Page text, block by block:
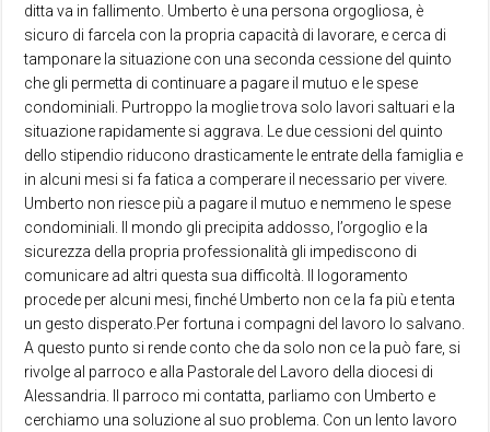
ditta va in fallimento. Umberto è una persona orgogliosa, è
sicuro di farcela con la propria capacità di lavorare, e cerca di
tamponare la situazione con una seconda cessione del quinto
che gli permetta di continuare a pagare il mutuo e le spese
condominiali. Purtroppo la moglie trova solo lavori saltuari e la
situazione rapidamente si aggrava. Le due cessioni del quinto
dello stipendio riducono drasticamente le entrate della famiglia e
in alcuni mesi si fa fatica a comperare il necessario per vivere.
Umberto non riesce più a pagare il mutuo e nemmeno le spese
condominiali. Il mondo gli precipita addosso, l’orgoglio e la
sicurezza della propria professionalità gli impediscono di
comunicare ad altri questa sua difficoltà. Il logoramento
procede per alcuni mesi, finché Umberto non ce la fa più e tenta
un gesto disperato.Per fortuna i compagni del lavoro lo salvano.
A questo punto si rende conto che da solo non ce la può fare, si
rivolge al parroco e alla Pastorale del Lavoro della diocesi di
Alessandria. Il parroco mi contatta, parliamo con Umberto e
cerchiamo una soluzione al suo problema. Con un lento lavoro